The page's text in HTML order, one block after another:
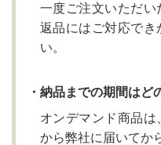
一度ご注文いただい
返品にはご対応でき
い。
・納品までの期間はど
オンデマンド商品
から弊社に届いてか